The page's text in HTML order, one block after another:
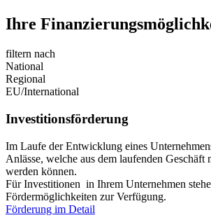
Ihre
filtern nach
National
Regional
EU/International
Investitionsförderung
Im Laufe der Entwicklung eines
Anlässe, welche aus dem laufenden Geschäft
werden können.
Für Investitionen in Ihrem Unternehmen
Fördermöglichkeiten zur Verfügung.
Förderung im Detail